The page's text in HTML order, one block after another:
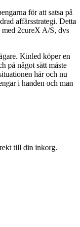
för att satsa på
affärsstrategi. Detta
2cureX A/S, dvs
Kinled köper en
på något sätt måste
här och nu
i handen och man
till din inkorg.